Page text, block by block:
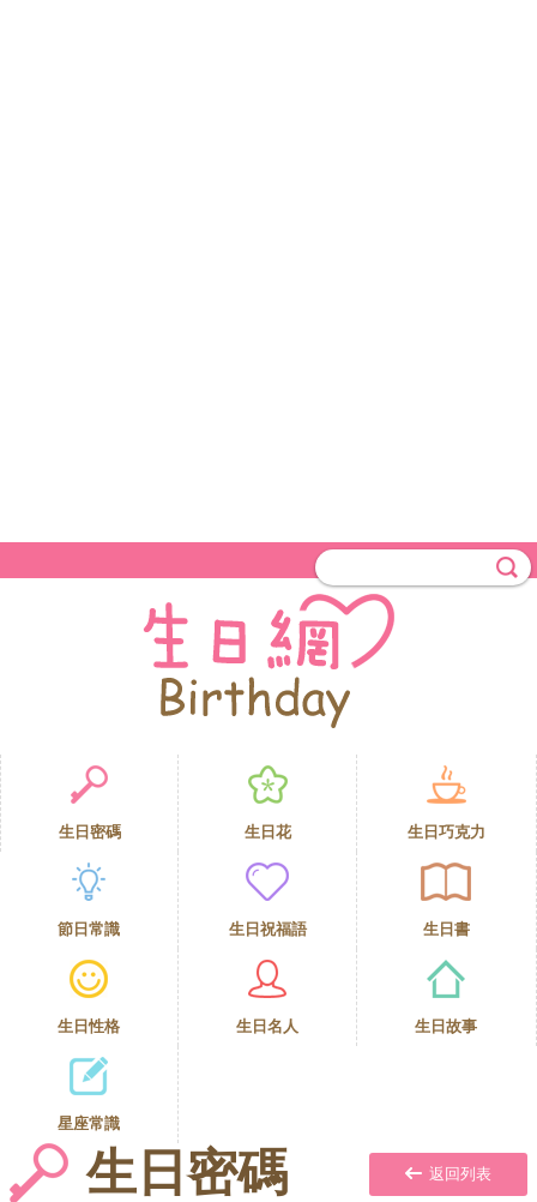
生日密碼 生日花 生日巧克力
節日常識 生日祝福語 生日書
生日性格 生日名人 生日故事
星座常識
生日密碼 返回列表